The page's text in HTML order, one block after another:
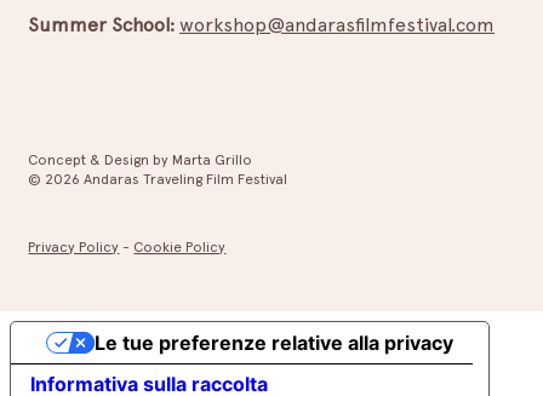
Summer School: workshop@andarasfilmfestival.com
Concept & Design by Marta Grillo
© 2026 Andaras Traveling Film Festival
Privacy Policy - Cookie Policy
Informativa sulla raccolta
Le tue preferenze relative alla privacy